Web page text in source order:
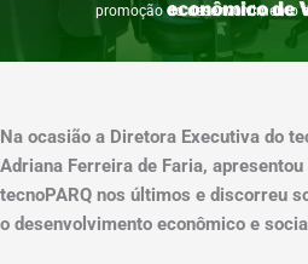
promoção do desenvolvimento
Na ocasião a Diretora Executiva do
Adriana Ferreira de Faria,
tecnoPARQ nos últimos e discorreu
o desenvolvimento econômico e